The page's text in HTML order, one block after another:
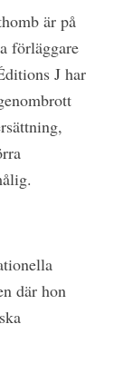
är på
förläggare
J har
där hon